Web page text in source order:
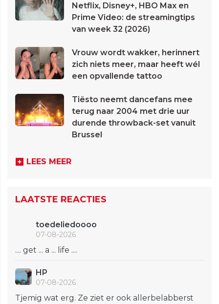
Netflix, Disney+, HBO Max en
Prime Video: de streamingtips
van week 32 (2026)
Vrouw wordt wakker, herinnert
zich niets meer, maar heeft wél
een opvallende tattoo
Tiësto neemt dancefans mee
terug naar 2004 met drie uur
durende throwback-set vanuit
Brussel
LEES MEER
LAATSTE REACTIES
toedeliedoooo
07-08-2026
.... get ... a ... life ....
HP
07-08-2026
Tjemig wat erg. Ze ziet er ook allerbelabberst